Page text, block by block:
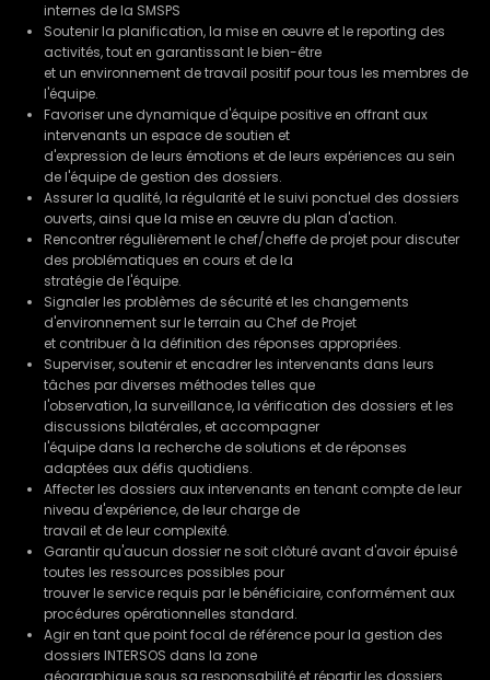
internes de la SMSPS
Soutenir la planification, la mise en œuvre et le reporting des
activités, tout en garantissant le bien-être
et un environnement de travail positif pour tous les membres de
l'équipe.
Favoriser une dynamique d'équipe positive en offrant aux
intervenants un espace de soutien et
d'expression de leurs émotions et de leurs expériences au sein
de l'équipe de gestion des dossiers.
Assurer la qualité, la régularité et le suivi ponctuel des dossiers
ouverts, ainsi que la mise en œuvre du plan d'action.
Rencontrer régulièrement le chef/cheffe de projet pour discuter
des problématiques en cours et de la
stratégie de l'équipe.
Signaler les problèmes de sécurité et les changements
d'environnement sur le terrain au Chef de Projet
et contribuer à la définition des réponses appropriées.
Superviser, soutenir et encadrer les intervenants dans leurs
tâches par diverses méthodes telles que
l'observation, la surveillance, la vérification des dossiers et les
discussions bilatérales, et accompagner
l'équipe dans la recherche de solutions et de réponses
adaptées aux défis quotidiens.
Affecter les dossiers aux intervenants en tenant compte de leur
niveau d'expérience, de leur charge de
travail et de leur complexité.
Garantir qu'aucun dossier ne soit clôturé avant d'avoir épuisé
toutes les ressources possibles pour
trouver le service requis par le bénéficiaire, conformément aux
procédures opérationnelles standard.
Agir en tant que point focal de référence pour la gestion des
dossiers INTERSOS dans la zone